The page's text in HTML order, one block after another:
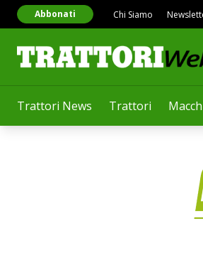
Trattori News Trattori
Abbonati Chi Siamo